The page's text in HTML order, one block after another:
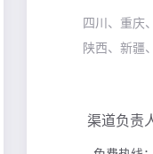
四川、重庆
陕西、新疆
渠道负责